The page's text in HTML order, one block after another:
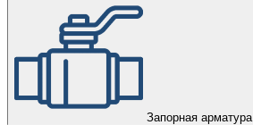
Запорная арматура